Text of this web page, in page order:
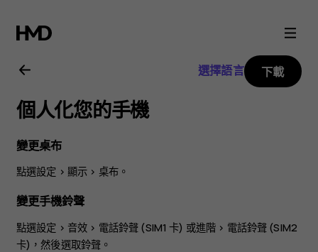
Nokia
X20
用
戶
指
南
選擇語言 下載
個人化您的手機
變更桌布
點選設定 > 顯示 > 桌布。
變更手機鈴聲
點選設定 > 音效 > 電話鈴聲 (SIM1 卡) 或進階 > 電話鈴聲 (SIM2
卡) ，然後選取鈴聲。